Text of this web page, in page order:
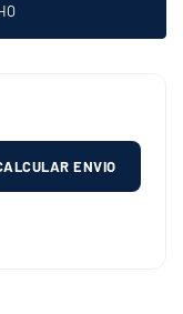
ENVIO